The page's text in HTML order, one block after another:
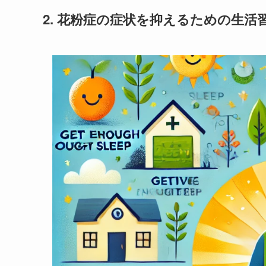
2. 花粉症の症状を抑えるための生活